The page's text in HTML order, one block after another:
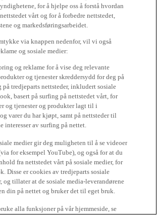
for å hjelpe oss å forstå hvordan
vårt og for å forbedre nettstedet,
og markedsføringsarbeidet.
via knappen nedenfor, vil vi også
og sosiale medier:
og reklame for å vise deg relevante
og tjenester skreddersydd for deg på
på tredjeparts nettsteder, inkludert sosiale
basert på surfing på nettstedet vårt, for
og tjenester og produkter lagt til i
varer du har kjøpt, samt på nettsteder til
interesser av surfing på nettet.
medier gir deg muligheten til å se videoer
for eksempel YouTube), og også for at du
fra nettstedet vårt på sosiale medier, for
Disse er cookies av tredjeparts sosiale
og tillater at de sosiale media-leverandørene
din på nettet og bruker det til eget bruk.
alla funksjoner på vår hjemmeside, se